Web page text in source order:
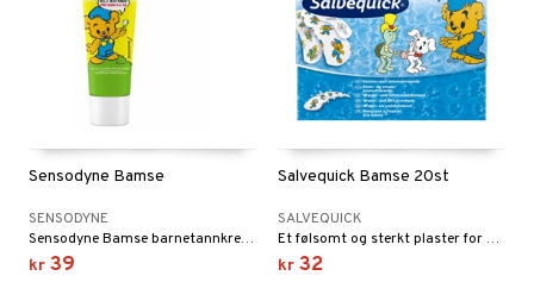
Sensodyne Bamse
SENSODYNE
Sensodyne Bamse barnetannkrem er spesielt tilpasset for barn mellom 0-6 år.
kr 39
Salvequick Bamse 20st
SALVEQUICK
Et følsomt og sterkt plaster for aktive barn
kr 32